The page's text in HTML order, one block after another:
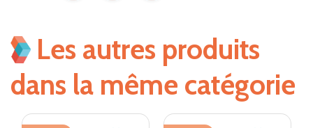
Les autres produits
dans la même catégorie